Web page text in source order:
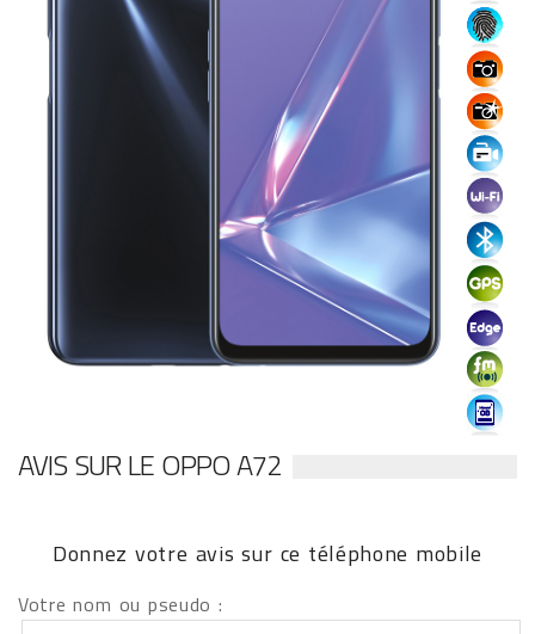
AVIS SUR LE OPPO A72
Donnez votre avis sur ce téléphone mobile
Votre nom ou pseudo :